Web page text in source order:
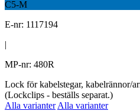
C5-M
E-nr: 1117194
|
MP-nr: 480R
Lock för kabelstegar, kabelrännor/
(Lockclips - beställs separat.)
Alla varianter Alla varianter